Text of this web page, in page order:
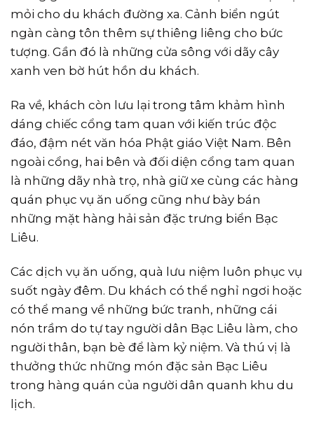
mỏi cho du khách đường xa. Cảnh biển ngút
ngàn càng tôn thêm sự thiêng liêng cho bức
tượng. Gần đó là những cửa sông với dãy cây
xanh ven bờ hút hồn du khách.
Ra về, khách còn lưu lại trong tâm khảm hình
dáng chiếc cổng tam quan với kiến trúc độc
đáo, đậm nét văn hóa Phật giáo Việt Nam. Bên
ngoài cổng, hai bên và đối diện cổng tam quan
là những dãy nhà trọ, nhà giữ xe cùng các hàng
quán phục vụ ăn uống cũng như bày bán
những mặt hàng hải sản đặc trưng biển Bạc
Liêu.
Các dịch vụ ăn uống, quà lưu niệm luôn phục vụ
suốt ngày đêm. Du khách có thể nghỉ ngơi hoặc
có thể mang về những bức tranh, những cái
nón trầm do tự tay người dân Bạc Liêu làm, cho
người thân, bạn bè để làm kỷ niệm. Và thú vị là
thưởng thức những món đặc sản Bạc Liêu
trong hàng quán của người dân quanh khu du
lịch.